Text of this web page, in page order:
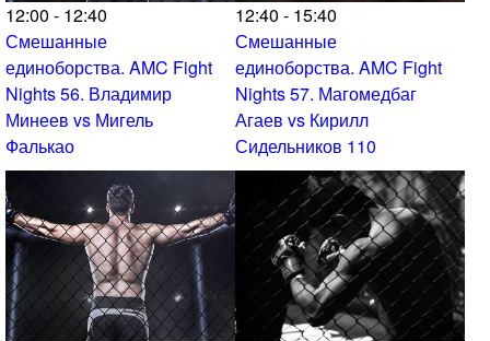
12:00 - 12:40
Смешанные
единоборства. AMC Fight
Nights 56. Владимир
Минеев vs Мигель
Фалькао
12:40 - 15:40
Смешанные
единоборства. AMC Fight
Nights 57. Магомедбаг
Агаев vs Кирилл
Сидельников 110